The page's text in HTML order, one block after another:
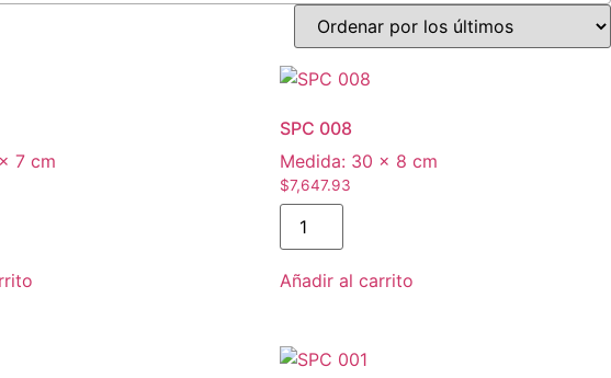
7 cm
SPC 008
Medida: 30 × 8 cm
$7,647.93
SPC
008
cantidad
Añadir al carrito